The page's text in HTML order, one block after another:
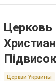
Церковь
Церкви Украины